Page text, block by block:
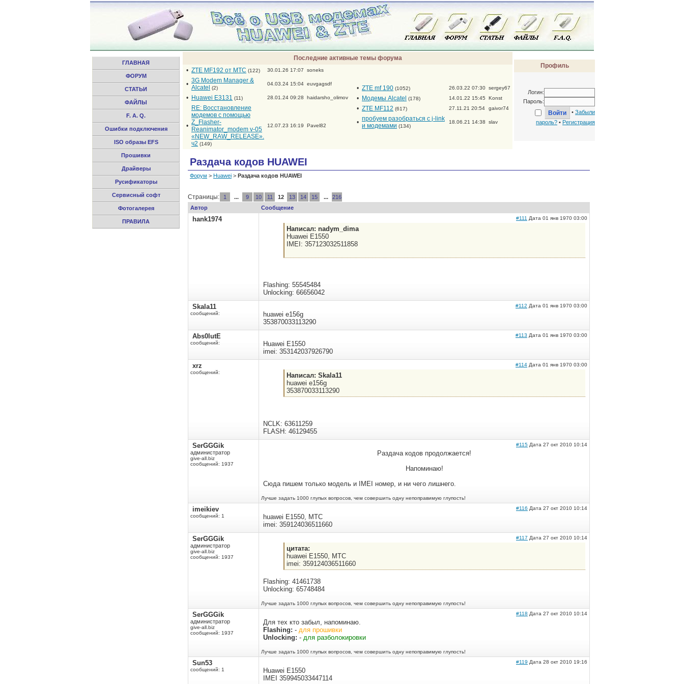
ГЛАВНАЯ
ФОРУМ
СТАТЬИ
ФАЙЛЫ
F. A. Q.
Ошибки подключения
ISO образы EFS
Прошивки
Драйверы
Русификаторы
Сервисный софт
Фотогалерея
ПРАВИЛА
Последние активные темы форума
• ZTE MF192 от МТС (122) 30.01.26 17:07 soneks
• 3G Modem Manager &
Alcatel
(2)
04.03.24 15:04 euvgagsdf
• Huawei E3131 (11) 28.01.24 09:28 haidarsho_olimov
•
RE: Восстановление
модемов с помощью
Z_Flasher-
Reanimator_modem v-05
«NEW_RAW_RELEASE».
ч2 (149)
12.07.23 16:19 Pavel82
• ZTE mf 190 (1052) 26.03.22 07:30 sergey67
• Модемы Alcatel (178) 14.01.22 15:45 Konst
• ZTE MF112 (617) 27.11.21 20:54 gaivor74
• пробуем разобраться с j-link
и модемами (134)
18.06.21 14:38 slav
Профиль
Логин:
Пароль:
• Забыли
пароль? • Регистрация
Раздача кодов HUAWEI
Форум > Huawei > Раздача кодов HUAWEI
Страницы: 1 ... 9 10 11 12 13 14 15 ...
216
Автор
Сообщение
hank1974 #111 Дата 01 янв 1970 03:00
Написал: nadym_dima
Huawei E1550
IMEI: 357123032511858
Flashing: 55545484
Unlocking: 66656042
Skala11
сообщений:
#112 Дата 01 янв 1970 03:00
huawei e156g
353870033113290
Abs0lutE
сообщений:
#113 Дата 01 янв 1970 03:00
Huawei E1550
imei: 353142037926790
xrz
сообщений:
#114 Дата 01 янв 1970 03:00
Написал: Skala11
huawei e156g
353870033113290
NCLK: 63611259
FLASH: 46129455
SerGGGik
администратор
give-all.biz
сообщений: 1937
#115 Дата 27 окт 2010 10:14
Раздача кодов продолжается!
Напоминаю!
Сюда пишем только модель и IMEI номер, и ни чего лишнего.
Лучше задать 1000 глупых вопросов, чем совершить одну непоправимую глупость!
imeikiev
сообщений: 1
#116 Дата 27 окт 2010 10:14
huawei E1550, MTC
imei: 359124036511660
SerGGGik
администратор
give-all.biz
сообщений: 1937
#117 Дата 27 окт 2010 10:14
цитата:
huawei E1550, MTC
imei: 359124036511660
Flashing: 41461738
Unlocking: 65748484
Лучше задать 1000 глупых вопросов, чем совершить одну непоправимую глупость!
SerGGGik
администратор
give-all.biz
сообщений: 1937
#118 Дата 27 окт 2010 10:14
Для тех кто забыл, напоминаю.
Flashing: - для прошивки
Unlocking: - для разболокировки
Лучше задать 1000 глупых вопросов, чем совершить одну непоправимую глупость!
Sun53
сообщений: 1
#119 Дата 28 окт 2010 19:16
Huawei E1550
IMEI 359945033447114